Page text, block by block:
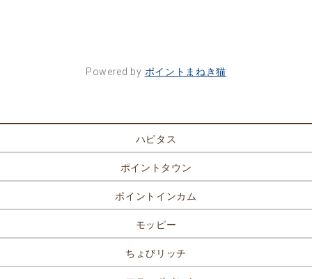
Powered by ポイントまねき猫
ハピタス
ポイントタウン
ポイントインカム
モッピー
ちょびリッチ